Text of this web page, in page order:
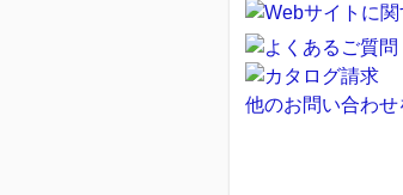
他のお問い合わせ